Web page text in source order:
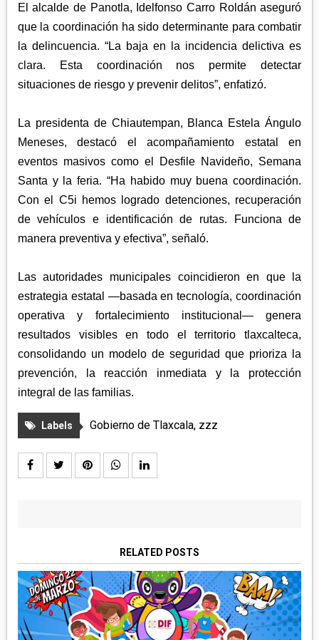
El alcalde de Panotla, Idelfonso Carro Roldán aseguró
que la coordinación ha sido determinante para combatir
la delincuencia. “La baja en la incidencia delictiva es
clara. Esta coordinación nos permite detectar
situaciones de riesgo y prevenir delitos”, enfatizó.
La presidenta de Chiautempan, Blanca Estela Ángulo
Meneses, destacó el acompañamiento estatal en
eventos masivos como el Desfile Navideño, Semana
Santa y la feria. “Ha habido muy buena coordinación.
Con el C5i hemos logrado detenciones, recuperación
de vehículos e identificación de rutas. Funciona de
manera preventiva y efectiva”, señaló.
Las autoridades municipales coincidieron en que la
estrategia estatal —basada en tecnología, coordinación
operativa y fortalecimiento institucional— genera
resultados visibles en todo el territorio tlaxcalteca,
consolidando un modelo de seguridad que prioriza la
prevención, la reacción inmediata y la protección
integral de las familias.
Labels Gobierno de Tlaxcala, zzz
RELATED POSTS